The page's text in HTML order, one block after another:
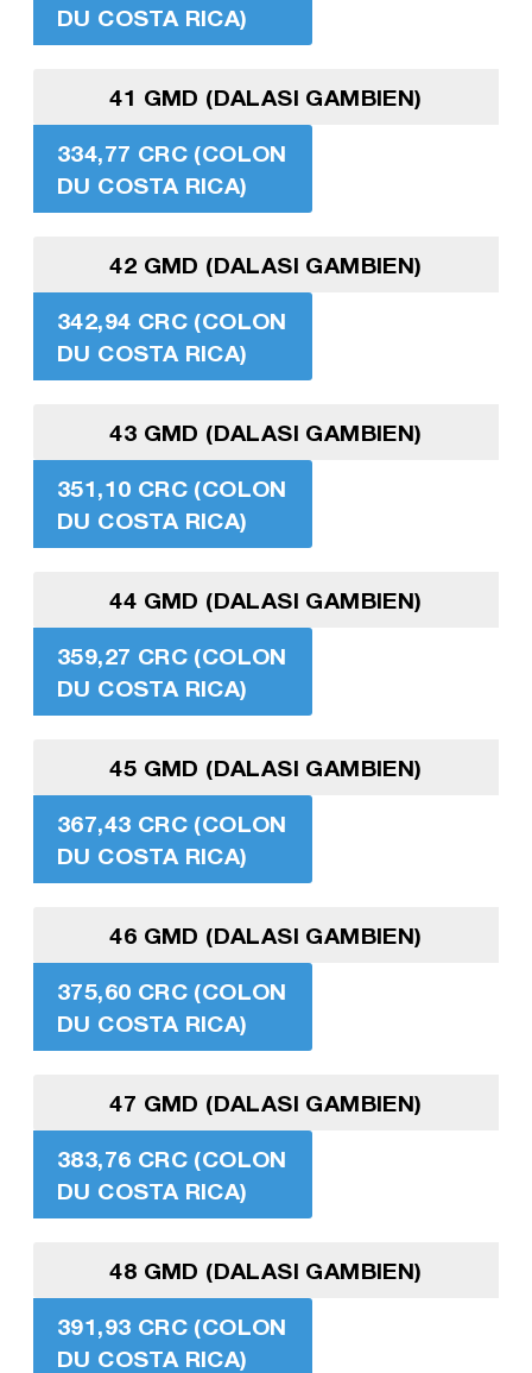
DU COSTA RICA)
41 GMD (DALASI GAMBIEN)
334,77 CRC (COLON
DU COSTA RICA)
42 GMD (DALASI GAMBIEN)
342,94 CRC (COLON
DU COSTA RICA)
43 GMD (DALASI GAMBIEN)
351,10 CRC (COLON
DU COSTA RICA)
44 GMD (DALASI GAMBIEN)
359,27 CRC (COLON
DU COSTA RICA)
45 GMD (DALASI GAMBIEN)
367,43 CRC (COLON
DU COSTA RICA)
46 GMD (DALASI GAMBIEN)
375,60 CRC (COLON
DU COSTA RICA)
47 GMD (DALASI GAMBIEN)
383,76 CRC (COLON
DU COSTA RICA)
48 GMD (DALASI GAMBIEN)
391,93 CRC (COLON
DU COSTA RICA)